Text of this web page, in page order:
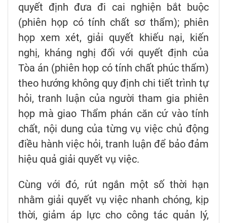
quyết định đưa đi cai nghiện bắt buộc
(phiên họp có tính chất sơ thẩm); phiên
họp xem xét, giải quyết khiếu nại, kiến
nghị, kháng nghị đối với quyết định của
Tòa án (phiên họp có tính chất phúc thẩm)
theo hướng không quy định chi tiết trình tự
hỏi, tranh luận của người tham gia phiên
họp mà giao Thẩm phán căn cứ vào tính
chất, nội dung của từng vụ việc chủ động
điều hành việc hỏi, tranh luận để bảo đảm
hiệu quả giải quyết vụ việc.
Cùng với đó, rút ngắn một số thời hạn
nhằm giải quyết vụ việc nhanh chóng, kịp
thời, giảm áp lực cho công tác quản lý,